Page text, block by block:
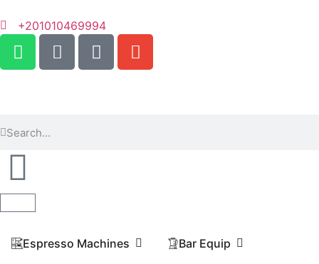
+201010469994
Espresso Machines​
Bar Equip